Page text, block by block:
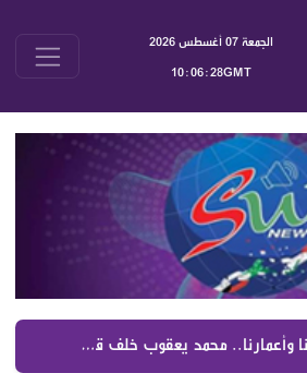
الجمعة 07 أغسطس 2026
10:06:29GMT
بأرواحنا وأعمارنا.. محمد يعقوب خلف قيادة الشيخ نعيم قاسم حتى النصر